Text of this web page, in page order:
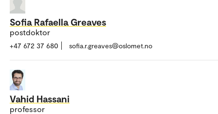
Sofia Rafaella Greaves
postdoktor
+47 672 37 680 sofia.r.greaves@oslomet.no
Vahid Hassani
professor